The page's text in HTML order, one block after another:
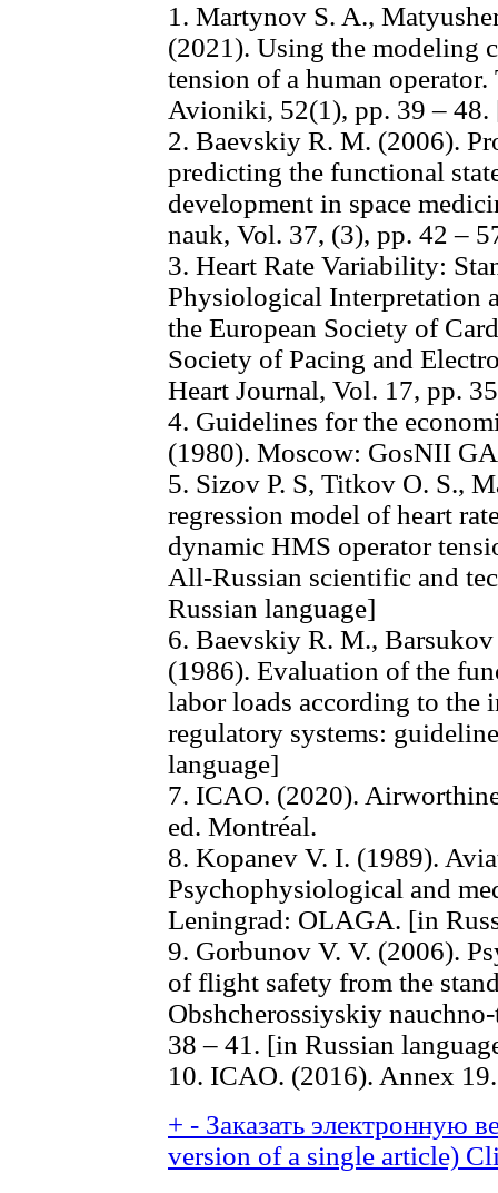
1. Martynov S. A.,
(2021). Using the modeling
tension of a human
Avioniki, 52(1), pp. 39 – 48.
2. Baevskiy R. M. (2006).
predicting the functional
development in space
nauk, Vol. 37, (3), pp. 42 –
3. Heart Rate Variability:
Physiological Interpretation
the European Society of
Society of Pacing and
Heart Journal, Vol. 17, pp.
4. Guidelines for the
(1980). Moscow: GosNII
5. Sizov P. S, Titkov O. S.,
regression model of heart
dynamic HMS operator
All-Russian scientific and
Russian language]
6. Baevskiy R. M.,
(1986). Evaluation of the
labor loads according to
regulatory systems:
language]
7. ICAO. (2020).
ed. Montréal.
8. Kopanev V. I. (1989).
Psychophysiological and
Leningrad: OLAGA. [in
9. Gorbunov V. V. (2006).
of flight safety from the
Obshcherossiyskiy
38 – 41. [in Russian
10. ICAO. (2016). Annex
+ - Заказать электронную
version of a single article)